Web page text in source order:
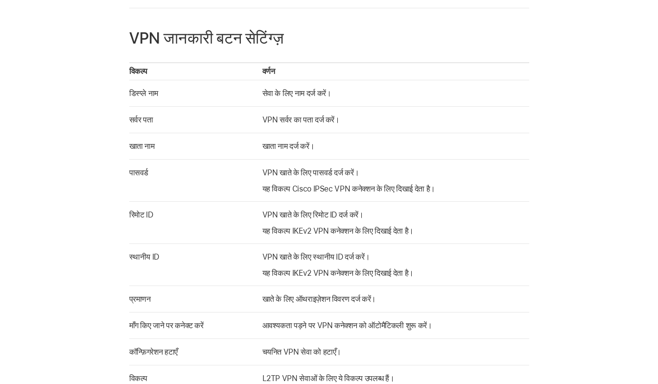
VPN जानकारी बटन सेटिंग्ज़
विकल्प वर्णन
डिस्प्ले नाम सेवा के लिए नाम दर्ज करें।
सर्वर पता VPN सर्वर का पता दर्ज करें।
खाता नाम खाता नाम दर्ज करें।
पासवर्ड
VPN खाते के लिए पासवर्ड दर्ज करें।
यह विकल्प Cisco IPSec VPN कनेक्शन के लिए दिखाई देता है।
रिमोट ID
VPN खाते के लिए रिमोट ID दर्ज करें।
यह विकल्प IKEv2 VPN कनेक्शन के लिए दिखाई देता है।
स्थानीय ID
VPN खाते के लिए स्थानीय ID दर्ज करें।
यह विकल्प IKEv2 VPN कनेक्शन के लिए दिखाई देता है।
प्रमाणन खाते के लिए ऑथराइज़ेशन विवरण दर्ज करें।
माँग किए जाने पर कनेक्ट करें आवश्यकता पड़ने पर VPN कनेक्शन को ऑटोमैटिकली शुरू करें।
कॉन्फ़िगरेशन हटाएँ चयनित VPN सेवा को हटाएँ।
विकल्प
L2TP VPN सेवाओं के लिए ये विकल्प उपलब्ध हैं।